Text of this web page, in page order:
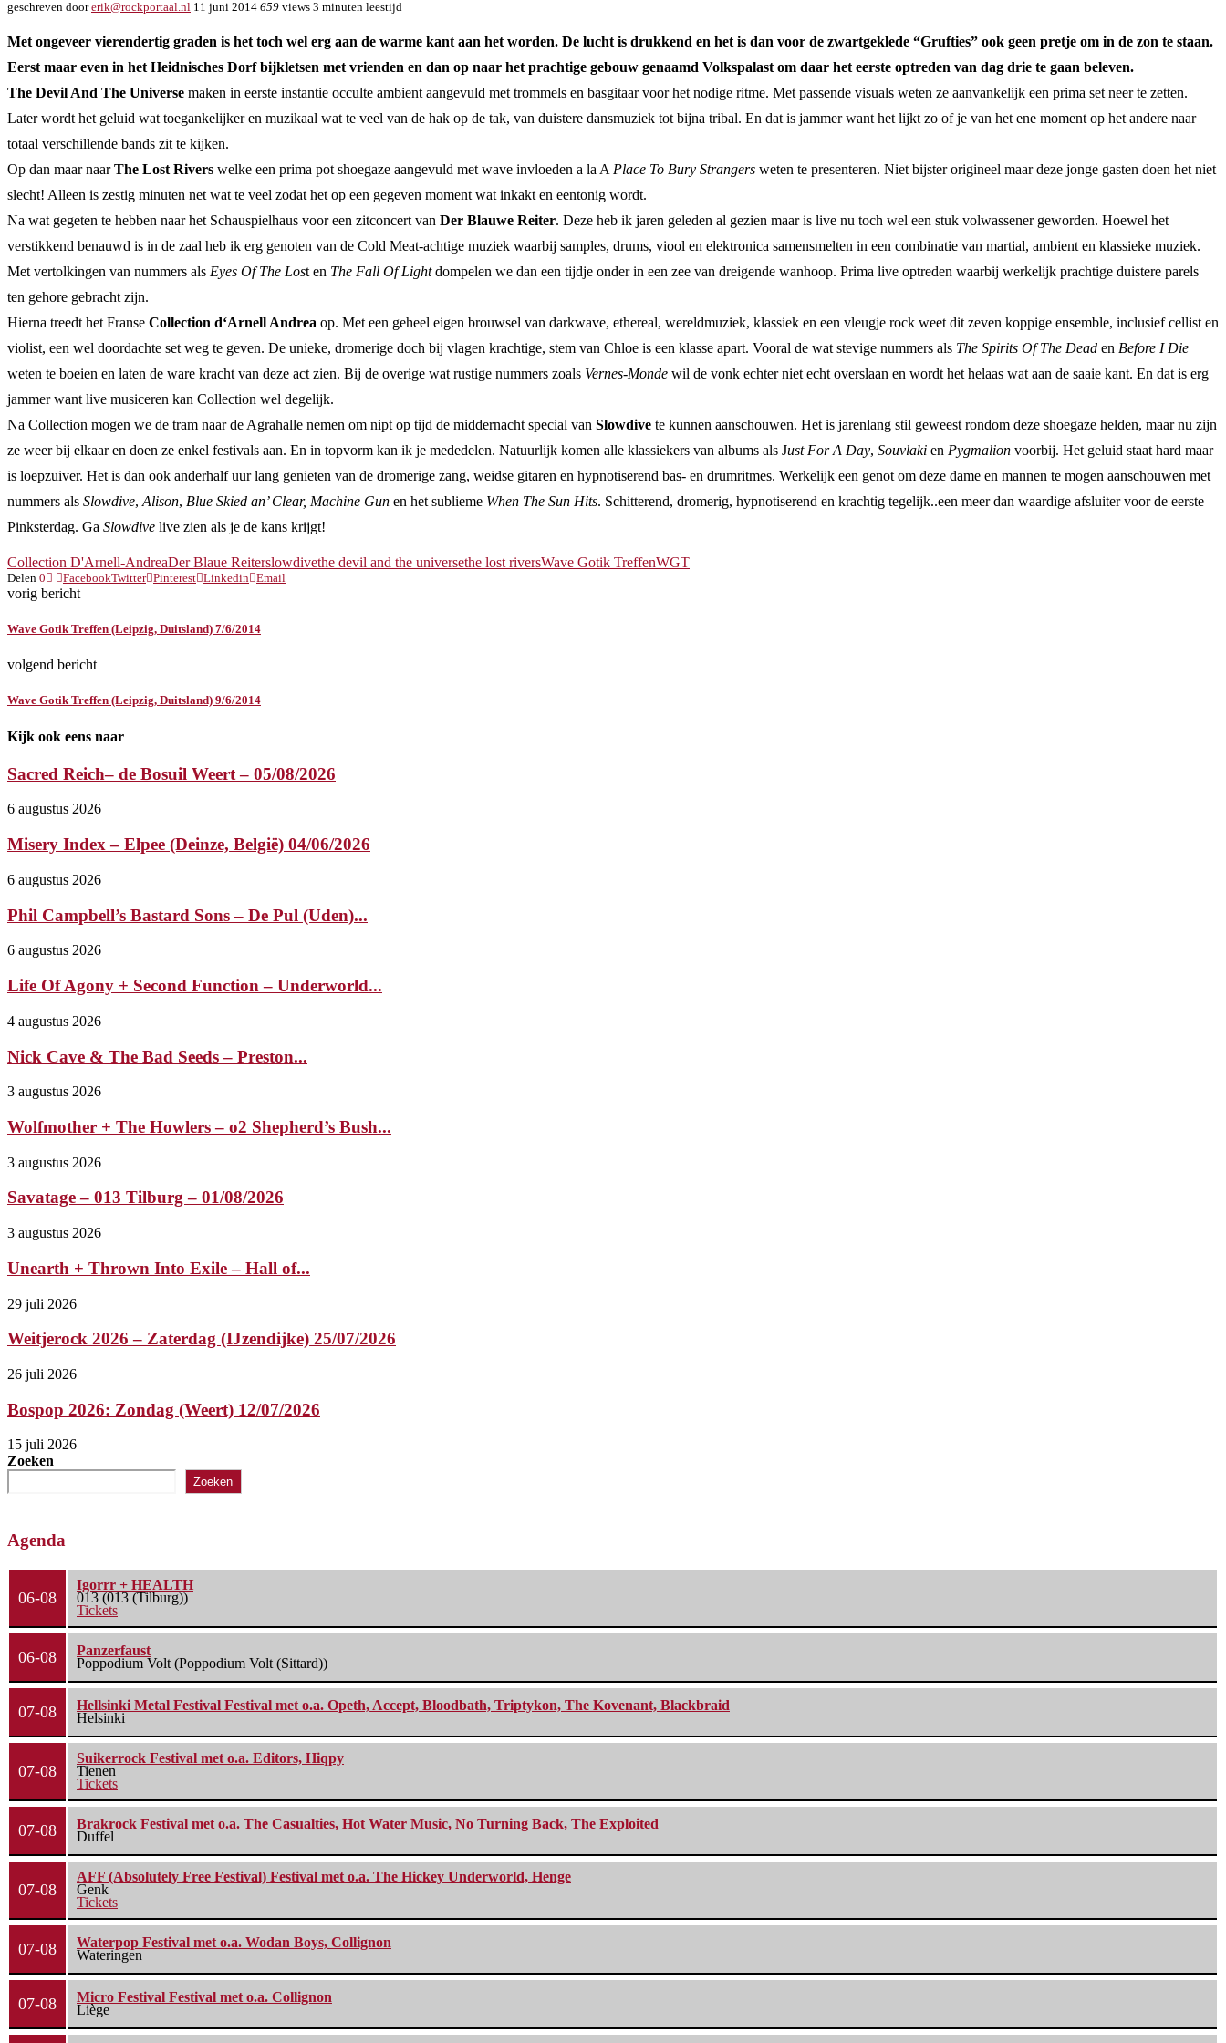
geschreven doorerik@rockportaal.nl 11 juni 2014 659 views 3 minuten leestijd
Met ongeveer vierendertig graden is het toch wel erg aan de warme kant aan het worden. De lucht is drukkend en het is dan voor de zwartgeklede “Grufties” ook geen pretje om in de zon te staan.
Eerst maar even in het Heidnisches Dorf bijkletsen met vrienden en dan op naar het prachtige gebouw genaamd Volkspalast om daar het eerste optreden van dag drie te gaan beleven.
The Devil And The Universe maken in eerste instantie occulte ambient aangevuld met trommels en basgitaar voor het nodige ritme. Met passende visuals weten ze aanvankelijk een prima set neer te zetten.
Later wordt het geluid wat toegankelijker en muzikaal wat te veel van de hak op de tak, van duistere dansmuziek tot bijna tribal. En dat is jammer want het lijkt zo of je van het ene moment op het andere naar
totaal verschillende bands zit te kijken.
Op dan maar naarThe Lost Rivers welke een prima pot shoegaze aangevuld met wave invloeden a la A Place To Bury Strangers weten te presenteren. Niet bijster origineel maar deze jonge gasten doen het niet
slecht! Alleen is zestig minuten net wat te veel zodat het op een gegeven moment wat inkakt en eentonig wordt.
Na wat gegeten te hebben naar het Schauspielhaus voor een zitconcert van Der Blauwe Reiter. Deze heb ik jaren geleden al gezien maar is live nu toch wel een stuk volwassener geworden. Hoewel het
verstikkend benauwd is in de zaal heb ik erg genoten van de Cold Meat-achtige muziek waarbij samples, drums, viool en elektronica samensmelten in een combinatie van martial, ambient en klassieke muziek.
Met vertolkingen van nummers als Eyes Of The Lost en The Fall Of Lightdompelen we dan een tijdje onder in een zee van dreigende wanhoop. Prima live optreden waarbij werkelijk prachtige duistere parels
ten gehore gebracht zijn.
Hierna treedt het Franse Collection d‘Arnell Andrea op. Met een geheel eigen brouwsel van darkwave, ethereal, wereldmuziek, klassiek en een vleugje rock weet dit zeven koppige ensemble, inclusief cellist en
violist, een wel doordachte set weg te geven. De unieke, dromerige doch bij vlagen krachtige, stem van Chloe is een klasse apart. Vooral de wat stevige nummers als The Spirits Of The Dead en Before I Die
weten te boeien en laten de ware kracht van deze act zien. Bij de overige wat rustige nummers zoals Vernes-Monde wil de vonk echter niet echt overslaan en wordt het helaas wat aan de saaie kant. En dat is erg
jammer want live musiceren kan Collection wel degelijk.
Na Collection mogen we de tram naar de Agrahalle nemen om nipt op tijd de middernacht special van Slowdive te kunnen aanschouwen. Het is jarenlang stil geweest rondom deze shoegaze helden, maar nu zijn
ze weer bij elkaar en doen ze enkel festivals aan. En in topvorm kan ik je mededelen. Natuurlijk komen alle klassiekers van albums als Just For A Day, Souvlaki en Pygmalion voorbij. Het geluid staat hard maar
is loepzuiver. Het is dan ook anderhalf uur lang genieten van de dromerige zang, weidse gitaren en hypnotiserend bas- en drumritmes. Werkelijk een genot om deze dame en mannen te mogen aanschouwen met
nummers als Slowdive, Alison, Blue Skied an’ Clear, Machine Gun en het sublieme When The Sun Hits. Schitterend, dromerig, hypnotiserend en krachtig tegelijk..een meer dan waardige afsluiter voor de eerste
Pinksterdag. Ga Slowdive live zien als je de kans krijgt!
Collection D'Arnell-AndreaDer Blaue Reiterslowdivethe devil and the universethe lost riversWave Gotik TreffenWGT
Delen 0 FacebookTwitter Pinterest Linkedin Email
vorig bericht
Wave Gotik Treffen (Leipzig, Duitsland) 7/6/2014
volgend bericht
Wave Gotik Treffen (Leipzig, Duitsland) 9/6/2014
Kijk ook eens naar
Sacred Reich– de Bosuil Weert – 05/08/2026
6 augustus 2026
Misery Index – Elpee (Deinze, België) 04/06/2026
6 augustus 2026
Phil Campbell’s Bastard Sons – De Pul (Uden)...
6 augustus 2026
Life Of Agony + Second Function – Underworld...
4 augustus 2026
Nick Cave & The Bad Seeds – Preston...
3 augustus 2026
Wolfmother + The Howlers – o2 Shepherd’s Bush...
3 augustus 2026
Savatage – 013 Tilburg – 01/08/2026
3 augustus 2026
Unearth + Thrown Into Exile – Hall of...
29 juli 2026
Weitjerock 2026 – Zaterdag (IJzendijke) 25/07/2026
26 juli 2026
Bospop 2026: Zondag (Weert) 12/07/2026
15 juli 2026
Zoeken
Zoeken
Agenda
06-08
Igorrr + HEALTH
013 (013 (Tilburg))
Tickets
06-08
Panzerfaust
Poppodium Volt (Poppodium Volt (Sittard))
07-08
Hellsinki Metal Festival Festival met o.a. Opeth, Accept, Bloodbath, Triptykon, The Kovenant, Blackbraid
Helsinki
07-08
Suikerrock Festival met o.a. Editors, Hiqpy
Tienen
Tickets
07-08
Brakrock Festival met o.a. The Casualties, Hot Water Music, No Turning Back, The Exploited
Duffel
07-08
AFF (Absolutely Free Festival) Festival met o.a. The Hickey Underworld, Henge
Genk
Tickets
07-08
Waterpop Festival met o.a. Wodan Boys, Collignon
Wateringen
07-08
Micro Festival Festival met o.a. Collignon
Liège